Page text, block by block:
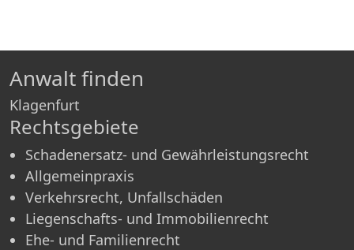
Anwalt finden
Klagenfurt
Rechtsgebiete
Schadenersatz- und Gewährleistungsrecht
Allgemeinpraxis
Verkehrsrecht, Unfallschäden
Liegenschafts- und Immobilienrecht
Ehe- und Familienrecht